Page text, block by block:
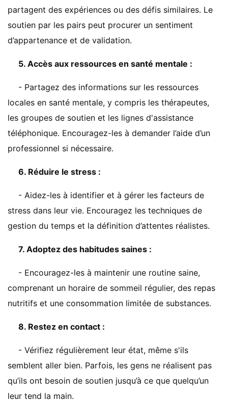
partagent des expériences ou des défis similaires. Le
soutien par les pairs peut procurer un sentiment
d’appartenance et de validation.
5. Accès aux ressources en santé mentale :
- Partagez des informations sur les ressources
locales en santé mentale, y compris les thérapeutes,
les groupes de soutien et les lignes d'assistance
téléphonique. Encouragez-les à demander l’aide d’un
professionnel si nécessaire.
6. Réduire le stress :
- Aidez-les à identifier et à gérer les facteurs de
stress dans leur vie. Encouragez les techniques de
gestion du temps et la définition d’attentes réalistes.
7. Adoptez des habitudes saines :
- Encouragez-les à maintenir une routine saine,
comprenant un horaire de sommeil régulier, des repas
nutritifs et une consommation limitée de substances.
8. Restez en contact :
- Vérifiez régulièrement leur état, même s'ils
semblent aller bien. Parfois, les gens ne réalisent pas
qu’ils ont besoin de soutien jusqu’à ce que quelqu’un
leur tend la main.